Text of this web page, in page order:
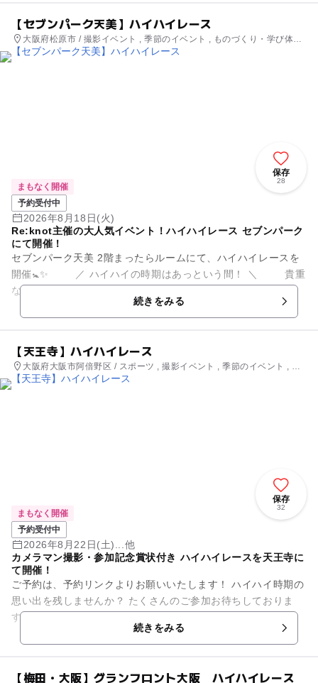
【セブンパーク天美】ハイハイレース
大阪府松原市 / 撮影イベント , 季節のイベント , ものづくり・学び体験
, 街なかイベント , ミニイベント
保存
28
まもなく開催
予約受付中
2026年8月18日(火)
Re:knot主催の大人気イベント！ハイハイレース セブンパーク
にて開催！
セブンパーク天美 2階まったらルームにて、ハイハイレースを
開催🚼✨ ／ ハイハイの時期はあっという間！ ＼ 貴重
続きをみる
【天王寺】ハイハイレース
大阪府大阪市阿倍野区 / スポーツ , 撮影イベント , 季節のイベント , 街
なかイベント , ミニイベント
保存
32
まもなく開催
予約受付中
2026年8月22日(土)...他
カメラマン撮影・参加記念賞状付き ハイハイレースを天王寺に
て開催！
ご予約は、予約リンクよりお願いいたします！ ハイハイ時期の
思い出を残しませんか？ たくさんのご参加お待ちしておりま
続きをみる
【梅田・大阪】グランフロント大阪 ハイハイレース